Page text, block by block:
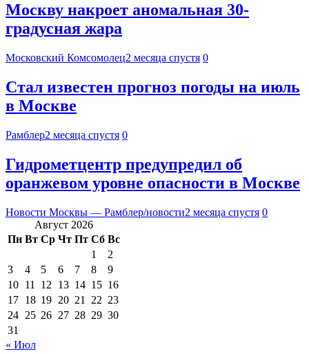
Москву накроет аномальная 30-
градусная жара
Московский Комсомолец2 месяца спустя 0
Стал известен прогноз погоды на июль
в Москве
Рамблер2 месяца спустя 0
Гидрометцентр предупредил об
оранжевом уровне опасности в Москве
Новости Москвы — Рамблер/новости2 месяца спустя 0
Август 2026
Пн Вт Ср Чт Пт Сб Вс
1
2
3
4 5 6 7 8
9
10 11 12 13 14 15 16
17 18 19 20 21 22 23
24 25 26 27 28 29 30
31
« Июл